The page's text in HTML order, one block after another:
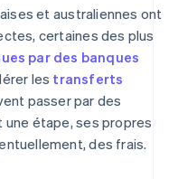
et australiennes ont
certaines des plus
par des banques
les transferts
passer par des
une étape, ses propres
des frais.